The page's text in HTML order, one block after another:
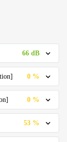
66 dB
0 %
0 %
53 %